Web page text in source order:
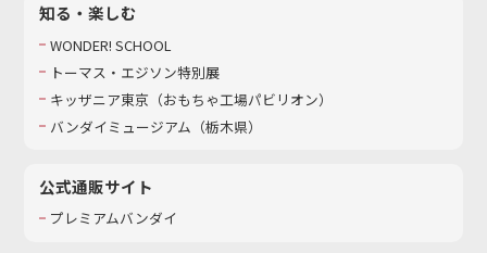
知る・楽しむ
WONDER! SCHOOL
トーマス・エジソン特別展
キッザニア東京（おもちゃ工場パビリオン）​
バンダイミュージアム（栃木県）
公式通販サイト
プレミアムバンダイ